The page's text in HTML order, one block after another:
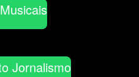
Jornalismo